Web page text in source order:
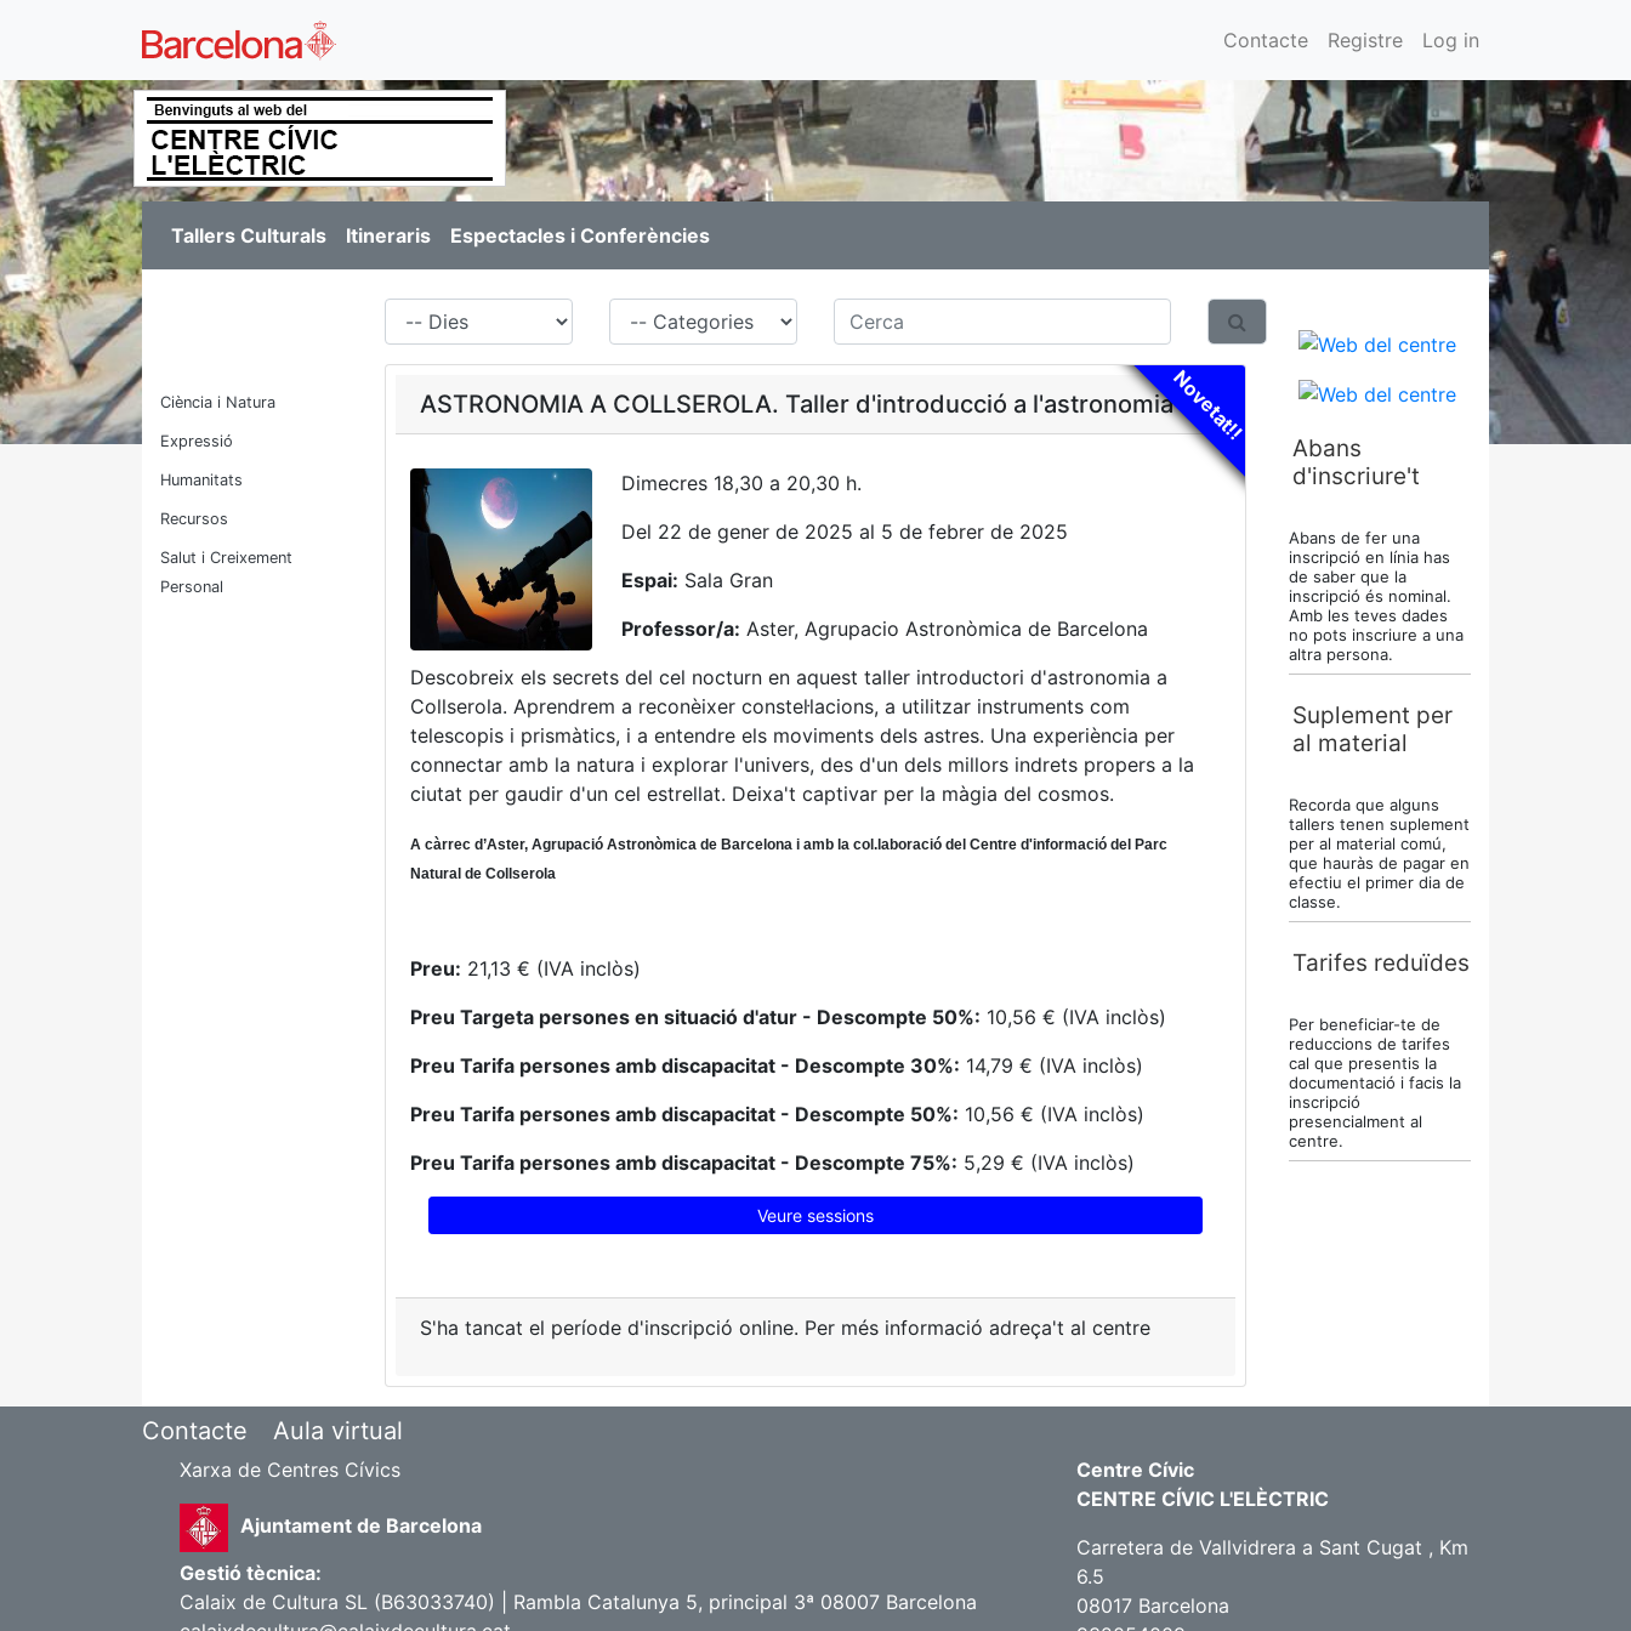
Contacte Registre Log in
Tallers Culturals Itineraris Espectacles i Conferències
Ciència i Natura
Expressió
Humanitats
Recursos
Salut i Creixement
Personal
Cerca
Novetat!!
ASTRONOMIA A COLLSEROLA. Taller d'introducció a l'astronomia
Dimecres 18,30 a 20,30 h.
Del 22 de gener de 2025 al 5 de febrer de 2025
Espai: Sala Gran
Professor/a: Aster, Agrupacio Astronòmica de Barcelona
Descobreix els secrets del cel nocturn en aquest taller introductori d'astronomia a
Collserola. Aprendrem a reconèixer constel·lacions, a utilitzar instruments com
telescopis i prismàtics, i a entendre els moviments dels astres. Una experiència per
connectar amb la natura i explorar l'univers, des d'un dels millors indrets propers a la
ciutat per gaudir d'un cel estrellat. Deixa't captivar per la màgia del cosmos.
A càrrec d’Aster, Agrupació Astronòmica de Barcelona i amb la col.laboració del Centre d'informació del Parc
Natural de Collserola
Preu: 21,13 € (IVA inclòs)
Preu Targeta persones en situació d'atur - Descompte 50%: 10,56 € (IVA inclòs)
Preu Tarifa persones amb discapacitat - Descompte 30%: 14,79 € (IVA inclòs)
Preu Tarifa persones amb discapacitat - Descompte 50%: 10,56 € (IVA inclòs)
Preu Tarifa persones amb discapacitat - Descompte 75%: 5,29 € (IVA inclòs)
Veure sessions
S'ha tancat el període d'inscripció online. Per més informació adreça't al centre
Abans
d'inscriure't
Abans de fer una
inscripció en línia has
de saber que la
inscripció és nominal.
Amb les teves dades
no pots inscriure a una
altra persona.
Suplement per
al material
Recorda que alguns
tallers tenen suplement
per al material comú,
que hauràs de pagar en
efectiu el primer dia de
classe.
Tarifes reduïdes
Per beneficiar-te de
reduccions de tarifes
cal que presentis la
documentació i facis la
inscripció
presencialment al
centre.
Contacte Aula virtual
Xarxa de Centres Cívics
Ajuntament de Barcelona
Gestió tècnica:
Calaix de Cultura SL (B63033740) | Rambla Catalunya 5, principal 3ª 08007 Barcelona
Centre Cívic
CENTRE CÍVIC L'ELÈCTRIC
Carretera de Vallvidrera a Sant Cugat , Km
6.5
08017 Barcelona